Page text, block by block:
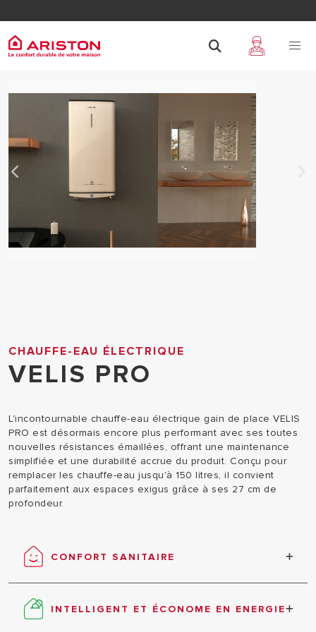
CHAUFFE-EAU ÉLECTRIQUE
VELIS PRO
L'incontournable chauffe-eau électrique gain de place VELIS
PRO est désormais encore plus performant avec ses toutes
nouvelles résistances émaillées, offrant une maintenance
simplifiée et une durabilité accrue du produit. Conçu pour
remplacer les chauffe-eau jusqu'à 150 litres, il convient
parfaitement aux espaces exigus grâce à ses 27 cm de
profondeur.
CONFORT SANITAIRE
Temps de chauffe 2x plus rapide qu’un chauffe-eau
traditionnel Protection de la cuve par anodes
Magnésium (à contrôler tous les 3 ans) Garantie 2
INTELLIGENT ET ÉCONOME EN ENERGIE